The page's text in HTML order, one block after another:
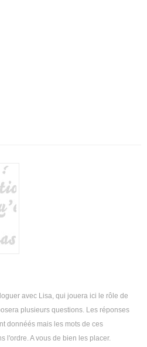
avec Lisa, qui jouera ici le rôle de
plusieurs questions. Les réponses
donnéés mais les mots de ces
l'ordre. A vous de bien les placer.